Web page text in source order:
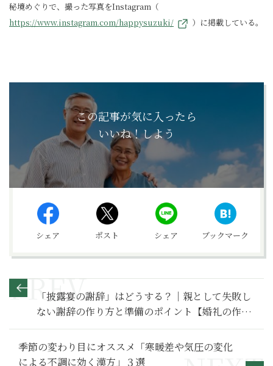
秘境めぐりで、撮った写真をInstagram（
https://www.instagram.com/happysuzuki/
）に掲載している。
この記事が気に入ったら
いいね！しよう
シェア ポスト シェア ブックマーク
「披露宴の謝辞」はどうする？｜親として失敗し
ない謝辞の作り方と準備のポイント【婚礼の作
法】
季節の変わり目にオススメ「寒暖差や気圧の変化
による不調に効く漢方」３選